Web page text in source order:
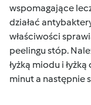
wspomagające
działać
właściwości
peelingu stóp.
łyżką miodu i
minut a następnie